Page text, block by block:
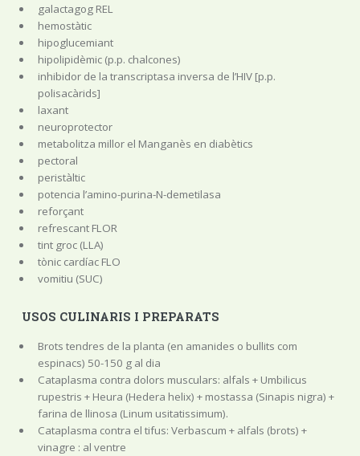
galactagog REL
hemostàtic
hipoglucemiant
hipolipidèmic (p.p. chalcones)
inhibidor de la transcriptasa inversa de l’HIV [p.p.
polisacàrids]
laxant
neuroprotector
metabolitza millor el Manganès en diabètics
pectoral
peristàltic
potencia l’amino-purina-N-demetilasa
reforçant
refrescant FLOR
tint groc (LLA)
tònic cardíac FLO
vomitiu (SUC)
USOS CULINARIS I PREPARATS
Brots tendres de la planta (en amanides o bullits com
espinacs) 50-150 g al dia
Cataplasma contra dolors musculars: alfals + Umbilicus
rupestris + Heura (Hedera helix) + mostassa (Sinapis nigra) +
farina de llinosa (Linum usitatissimum).
Cataplasma contra el tifus: Verbascum + alfals (brots) +
vinagre : al ventre